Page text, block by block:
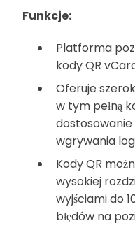
Funkcje:
Platforma
kody QR
Oferuje
w tym pełną
dostosowanie
wgrywania
Kody QR
wysokiej
wyjściami do
błędów na